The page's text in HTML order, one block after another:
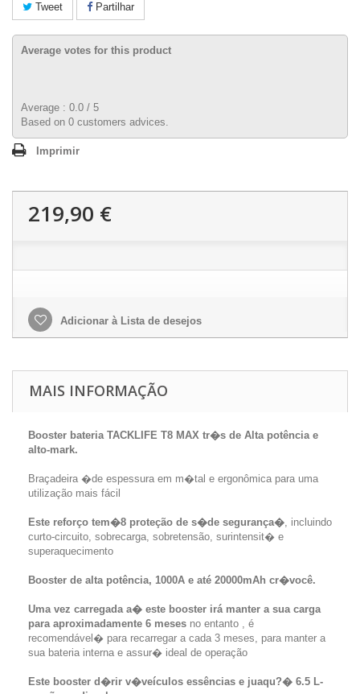
Tweet
Partilhar
Average votes for this product
Average : 0.0 / 5
Based on 0 customers advices.
Imprimir
219,90 €
Adicionar à Lista de desejos
MAIS INFORMAÇÃO
Booster bateria TACKLIFE T8 MAX tr�s de Alta potência e
alto-mark.
Braçadeira �de espessura em m�tal e ergonômica para uma
utilização mais fácil
Este reforço tem�8 proteção de s�de segurança�, incluindo
curto-circuito, sobrecarga, sobretensão, surintensit� e
superaquecimento
Booster de alta potência, 1000A e até 20000mAh cr�você.
Uma vez carregada a� este booster irá manter a sua carga
para aproximadamente 6 meses no entanto , é
recomendável� para recarregar a cada 3 meses, para manter a
sua bateria interna e assur� ideal de operação
Este booster d�rir v�veículos essências e juaqu?� 6.5 L-